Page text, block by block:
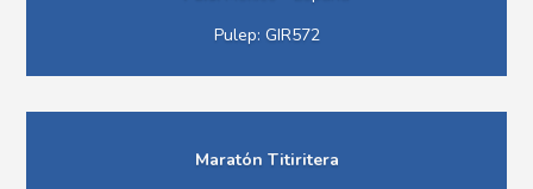
Pulep: GIR572
Maratón Titiritera